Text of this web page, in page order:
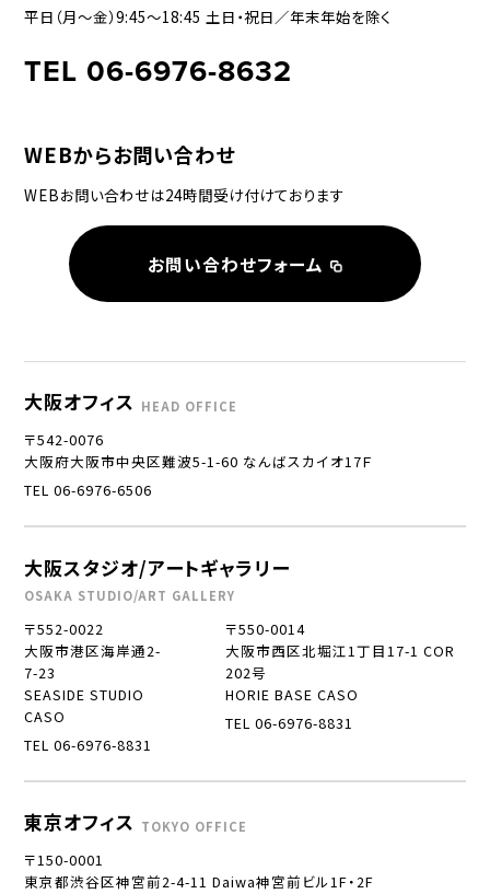
平日（月〜金）9:45〜18:45 土日・祝日／年末年始を除く
TEL 06-6976-8632
WEBからお問い合わせ
WEBお問い合わせは24時間受け付けております
お問い合わせフォーム
大阪オフィス HEAD OFFICE
〒542-0076
大阪府大阪市中央区難波5-1-60 なんばスカイオ17Ｆ
TEL 06-6976-6506
大阪スタジオ/アートギャラリー
OSAKA STUDIO/ART GALLERY
〒552-0022
大阪市港区海岸通2-
7-23
SEASIDE STUDIO
CASO
TEL 06-6976-8831
〒550-0014
大阪市西区北堀江1丁目17-1 COR
202号
HORIE BASE CASO
TEL 06-6976-8831
東京オフィス TOKYO OFFICE
〒150-0001
東京都渋谷区神宮前2-4-11 Daiwa神宮前ビル1F・2F